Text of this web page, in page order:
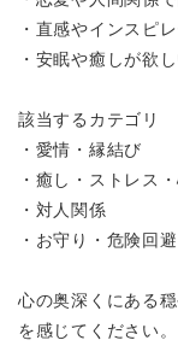
・直感やインスピ
・安眠や癒しが欲
該当するカテゴリ
・愛情・縁結び
・癒し・ストレス
・対人関係
・お守り・危険回避
心の奥深くにある
を感じてください。